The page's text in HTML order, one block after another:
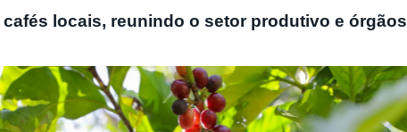
locais, reunindo o setor produtivo e órgãos